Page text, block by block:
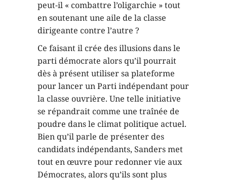
pour lancer un Parti indépendant pour
la classe ouvrière. Une telle initiative
se répandrait comme une traînée de
poudre dans le climat politique actuel.
Bien qu’il parle de présenter des
candidats indépendants, Sanders met
tout en œuvre pour redonner vie aux
Démocrates, alors qu’ils sont plus
discrédités que jamais.
Le président du DNC estime qu’ils
devraient encore chercher à obtenir
des dons de « bons milliardaires ».
Pourquoi Sanders et la « gauche molle
» s’accrochent-ils à ce parti de